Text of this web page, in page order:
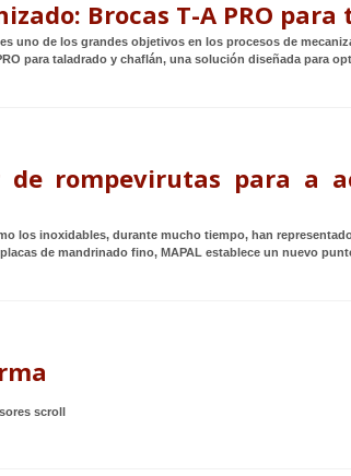
Brocas T-A PRO
uno de los grandes objetivos en los procesos de
para taladrado y chaflán, una solución diseñada para
de rompevirutas para a
los inoxidables, durante mucho tiempo, han
de mandrinado fino, MAPAL establece un nuevo
scroll